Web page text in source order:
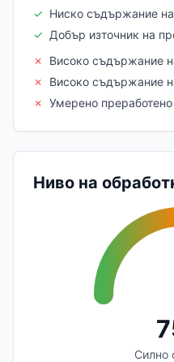
✓ Ниско съдържание
✓ Добър източник на
✗
Високо съдържание
✗
Високо съдържание
✗ Умерено преработено
Ниво на
Силно